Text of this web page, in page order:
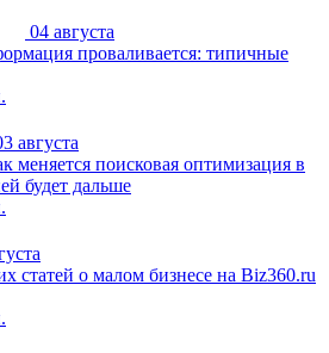
04 августа
проваливается: типичные
августа
меняется поисковая оптимизация в
будет дальше
статей о малом бизнесе на Biz360.ru